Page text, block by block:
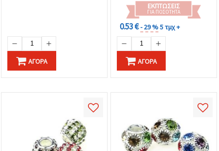
ΑΓΟΡΆ
ΕΚΠΤΏΣΕΙΣ
ΓΙΑ ΠΟΣΌΤΗΤΑ
0.53 €- 29 %5 τμχ +
ΑΓΟΡΆ